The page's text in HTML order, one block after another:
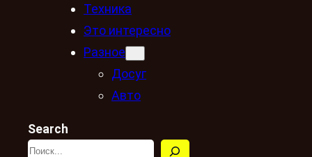
Техника
Это интересно
Разное
Досуг
Авто
Search